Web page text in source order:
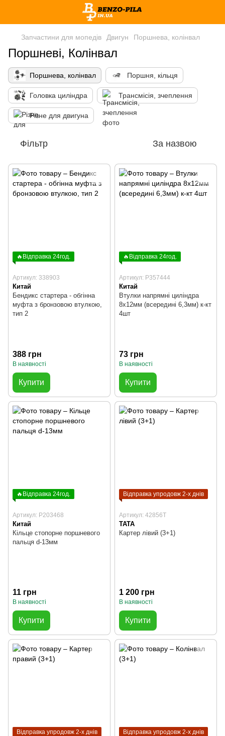
Запчастини для мопедів Двигун Поршнева, колінвал
Поршневі, Колінвал
Поршнева, колінвал Поршня, кільця
Головка циліндра Трансмісія, зчеплення
Різне для двигуна
Фільтр За назвою
🔥Відправка 24год.
Артикул: 338903
Китай
Бендикс стартера - обгінна
муфта з бронзовою втулкою,
тип 2
388 грн
В наявності
Купити
🔥Відправка 24год.
Артикул: P357444
Китай
Втулки напрямні циліндра
8x12мм (всередині 6,3мм) к-кт
4шт
73 грн
В наявності
Купити
🔥Відправка 24год.
Артикул: P203468
Китай
Кільце стопорне поршневого
пальця d-13мм
11 грн
В наявності
Купити
Відправка упродовж 2-х днів
Артикул: 42856T
TATA
Картер лівий (3+1)
1 200 грн
В наявності
Купити
Відправка упродовж 2-х днів Відправка упродовж 2-х днів